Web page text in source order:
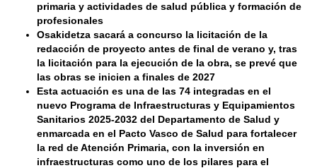
primaria y actividades de salud pública y formación de
profesionales
Osakidetza sacará a concurso la licitación de la
redacción de proyecto antes de final de verano y, tras
la licitación para la ejecución de la obra, se prevé que
las obras se inicien a finales de 2027
Esta actuación es una de las 74 integradas en el
nuevo Programa de Infraestructuras y Equipamientos
Sanitarios 2025-2032 del Departamento de Salud y
enmarcada en el Pacto Vasco de Salud para fortalecer
la red de Atención Primaria, con la inversión en
infraestructuras como uno de los pilares para el